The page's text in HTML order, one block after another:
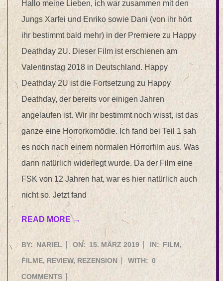
Hallo meine Lieben, ich war zusammen mit den
Jungs Xarfei und Enriko sowie Dani (von ihr hört
ihr bestimmt bald mehr) in der Premiere zu Happy
Deathday 2U. Dieser Film ist erschienen am
Valentinstag 2018 in Deutschland. Happy
Deathday 2U ist die Fortsetzung zu Happy
Deathday, der bereits vor einigen Jahren
angelaufen ist. Wir ihr bestimmt noch wisst, ist das
ganze eine Horrorkomödie. Ich fand bei Teil 1 sah
es noch nach einem normalen Horrorfilm aus. Was
dann natürlich widerlegt wurde. Da der Film eine
FSK von 12 Jahren hat, war es hier natürlich auch
nicht so. Jetzt fand
READ MORE →
2019-
03-
15
BY: NARIEL ON: 15. MÄRZ 2019 IN: FILM,
FILME, REVIEW, REZENSION WITH: 0
COMMENTS